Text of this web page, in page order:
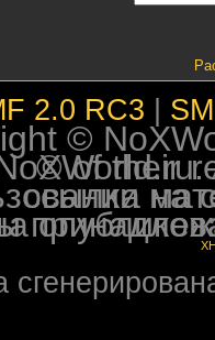
2.0 RC3
©
© 2009-2026 NoXWorld.ru. All
При использовании
на форуме